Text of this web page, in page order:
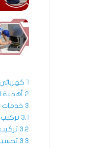
1
2 أهمية
3 خدمات
3.1 تركيب
3.2
3.3